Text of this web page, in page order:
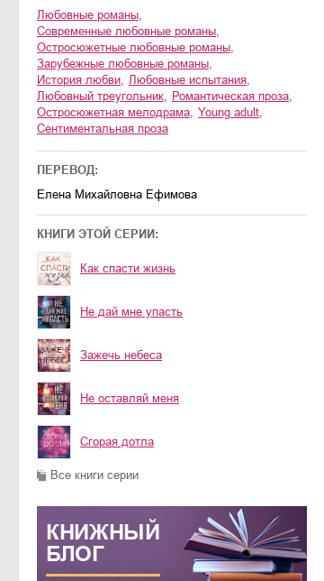
любовные романы,
современные любовные романы,
остросюжетные любовные романы,
зарубежные любовные романы,
история любви, любовные испытания,
любовный треугольник, романтическая проза,
остросюжетная мелодрама, young adult,
сентиментальная проза
ПЕРЕВОД:
Елена Михайловна Ефимова
КНИГИ ЭТОЙ СЕРИИ:
Как спасти жизнь
Не дай мне упасть
Зажечь небеса
Не оставляй меня
Сгорая дотла
Все книги серии
КНИЖНЫЙ
БЛОГ